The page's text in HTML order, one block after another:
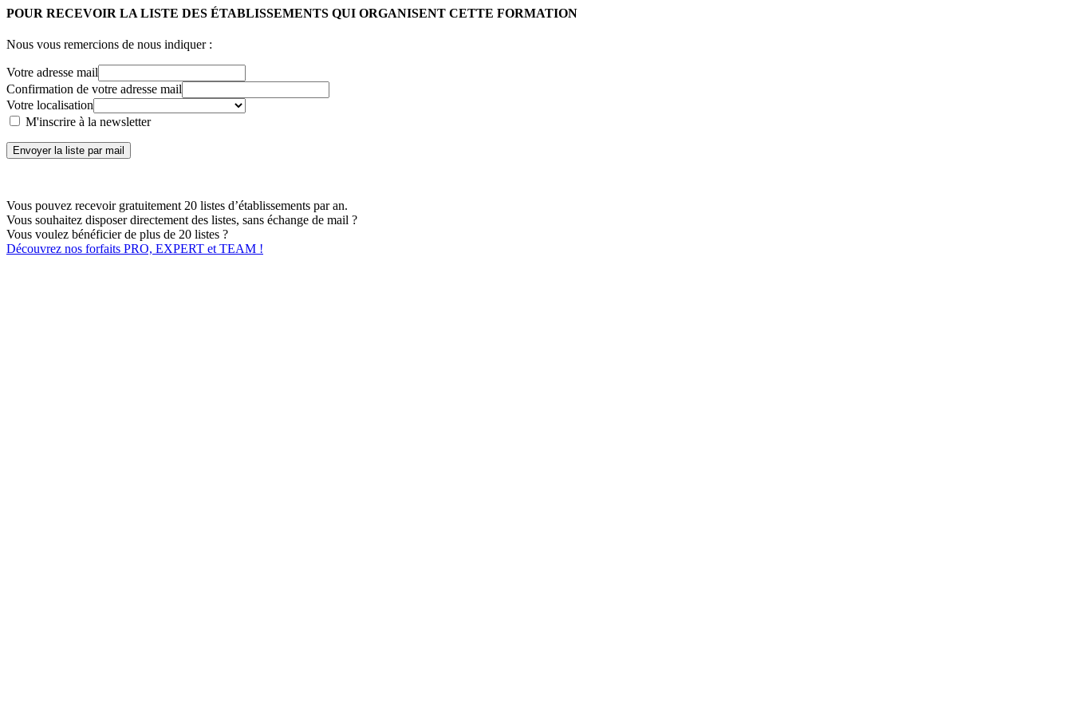
POUR RECEVOIR LA LISTE DES ÉTABLISSEMENTS QUI ORGANISENT CETTE FORMATION
Nous vous remercions de nous indiquer :
Votre adresse mail
Confirmation de votre adresse mail
Votre localisation
M'inscrire à la newsletter
Envoyer la liste par mail
Vous pouvez recevoir gratuitement 20 listes d’établissements par an.
Vous souhaitez disposer directement des listes, sans échange de mail ?
Vous voulez bénéficier de plus de 20 listes ?
Découvrez nos forfaits PRO, EXPERT et TEAM !